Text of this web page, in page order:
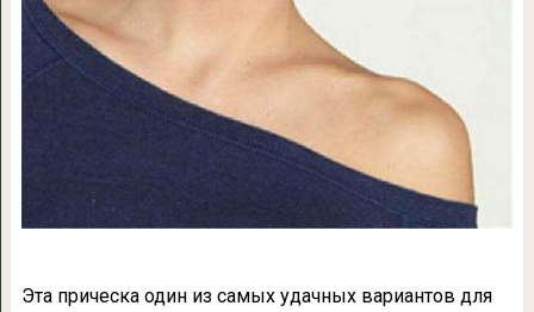
Эта прическа один из самых удачных вариантов для